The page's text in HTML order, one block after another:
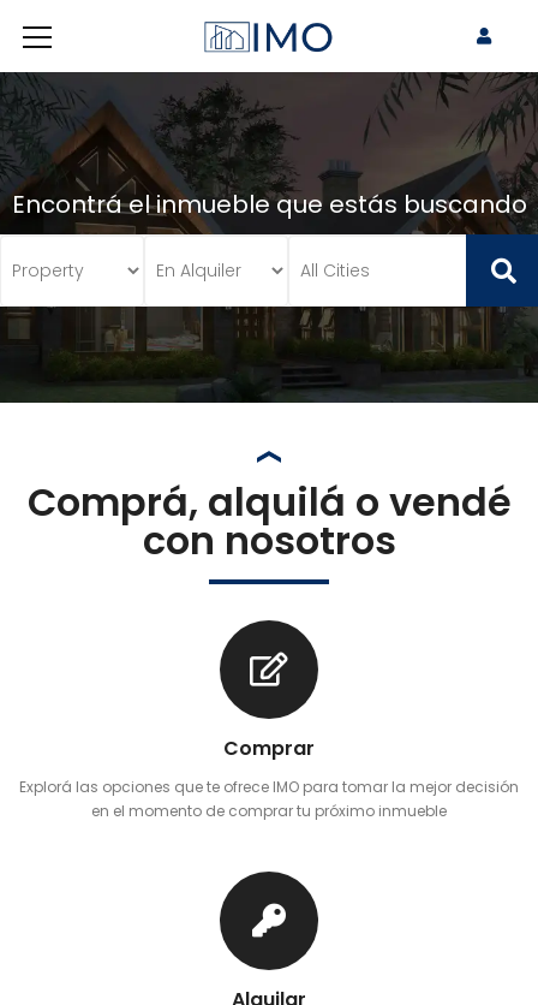
Encontrá el inmueble que estás buscando
Comprá, alquilá o vendé
con nosotros
Comprar
Explorá las opciones que te ofrece IMO para tomar la mejor decisión
en el momento de comprar tu próximo inmueble